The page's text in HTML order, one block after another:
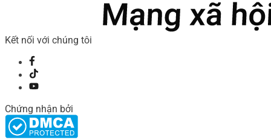
Kết nối với chúng tôi
Chứng nhận bởi